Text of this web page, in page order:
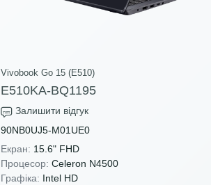
Vivobook Go 15 (E510)
E510KA-BQ1195
Залишити відгук
90NB0UJ5-M01UE0
Екран: 15.6" FHD
Процесор: Celeron N4500
Графіка: Intel HD